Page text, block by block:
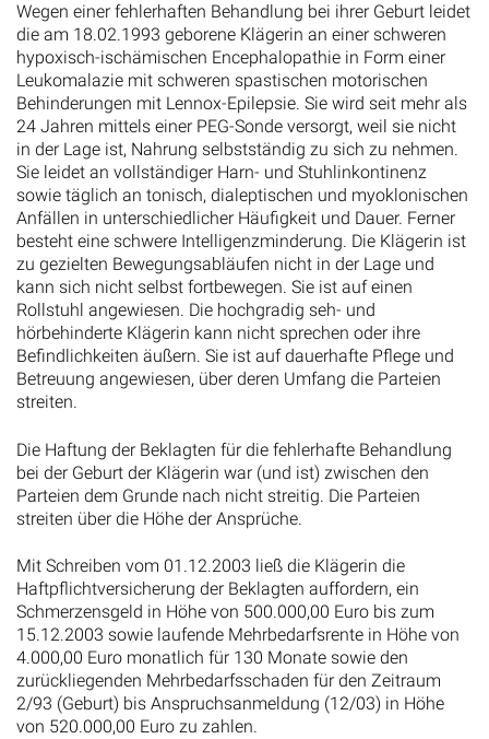
Wegen einer fehlerhaften Behandlung bei ihrer Geburt leidet
die am 18.02.1993 geborene Klägerin an einer schweren
hypoxisch-ischämischen Encephalopathie in Form einer
Leukomalazie mit schweren spastischen motorischen
Behinderungen mit Lennox-Epilepsie. Sie wird seit mehr als
24 Jahren mittels einer PEG-Sonde versorgt, weil sie nicht
in der Lage ist, Nahrung selbstständig zu sich zu nehmen.
Sie leidet an vollständiger Harn- und Stuhlinkontinenz
sowie täglich an tonisch, dialeptischen und myoklonischen
Anfällen in unterschiedlicher Häufigkeit und Dauer. Ferner
besteht eine schwere Intelligenzminderung. Die Klägerin ist
zu gezielten Bewegungsabläufen nicht in der Lage und
kann sich nicht selbst fortbewegen. Sie ist auf einen
Rollstuhl angewiesen. Die hochgradig seh- und
hörbehinderte Klägerin kann nicht sprechen oder ihre
Befindlichkeiten äußern. Sie ist auf dauerhafte Pflege und
Betreuung angewiesen, über deren Umfang die Parteien
streiten.
Die Haftung der Beklagten für die fehlerhafte Behandlung
bei der Geburt der Klägerin war (und ist) zwischen den
Parteien dem Grunde nach nicht streitig. Die Parteien
streiten über die Höhe der Ansprüche.
Mit Schreiben vom 01.12.2003 ließ die Klägerin die
Haftpflichtversicherung der Beklagten auffordern, ein
Schmerzensgeld in Höhe von 500.000,00 Euro bis zum
15.12.2003 sowie laufende Mehrbedarfsrente in Höhe von
4.000,00 Euro monatlich für 130 Monate sowie den
zurückliegenden Mehrbedarfsschaden für den Zeitraum
2/93 (Geburt) bis Anspruchsanmeldung (12/03) in Höhe
von 520.000,00 Euro zu zahlen.